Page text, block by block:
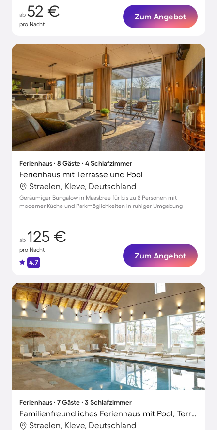
ab 52 €
pro Nacht
Zum Angebot
Ferienhaus ∙ 8 Gäste ∙ 4 Schlafzimmer
Ferienhaus mit Terrasse und Pool
Straelen, Kleve, Deutschland
Geräumiger Bungalow in Maasbree für bis zu 8 Personen mit
moderner Küche und Parkmöglichkeiten in ruhiger Umgebung
ab 125 €
pro Nacht
4.7
Zum Angebot
Ferienhaus ∙ 7 Gäste ∙ 3 Schlafzimmer
Familienfreundliches Ferienhaus mit Pool, Terrasse und Sauna | Haustiere erlaubt
Straelen, Kleve, Deutschland